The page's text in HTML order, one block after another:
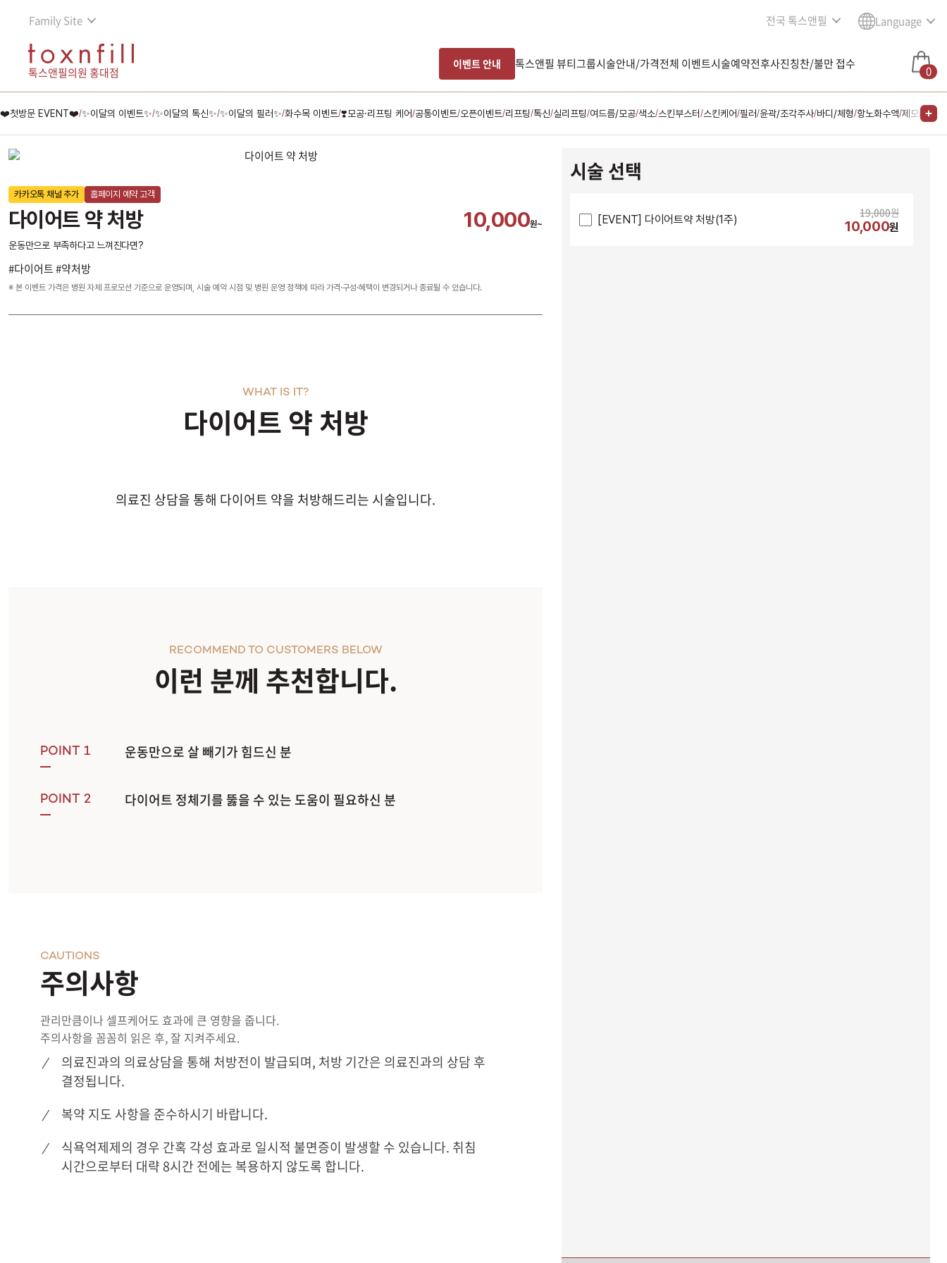
Family Site 전국 톡스앤필 Language
톡스앤필의원 홍대점
이벤트 안내 톡스앤필 뷰티그룹시술안내/가격전체 이벤트시술예약전후사진칭찬/불만 접수 0
❤️첫방문 EVENT❤️/✨이달의 이벤트✨/✨이달의 톡신✨/✨이달의 필러✨/화수목 이벤트/❣️모공·리프팅 케어/공통이벤트/오픈이벤트/리프팅/톡신/실리프팅/여드름/모공/색소/스킨부스터 /스킨케어/필러/윤곽/조각주사/바디/체형/항노화수액/제모/ 다이
카카오톡 채널 추가 홈페이지 예약 고객
다이어트 약 처방 10,000원~
운동만으로 부족하다고 느껴진다면?
#다이어트 #약처방
※ 본 이벤트 가격은 병원 자체 프로모션 기준으로 운영되며, 시술 예약 시점 및 병원 운영 정책에 따라 가격·구성·혜택이 변경되거나 종료될 수 있습니다.
시술 선택
[EVENT] 다이어트약 처방(1주) 19,000원
10,000원
다이어트 약 처방
WHAT IS IT?
의료진 상담을 통해 다이어트 약을 처방해드리는 시술입니다.
이런 분께 추천합니다.
RECOMMEND TO CUSTOMERS BELOW
POINT 1 운동만으로 살 빼기가 힘드신 분
POINT 2 다이어트 정체기를 뚫을 수 있는 도움이 필요하신 분
주의사항
CAUTIONS
관리만큼이나 셀프케어도 효과에 큰 영향을 줍니다.
주의사항을 꼼꼼히 읽은 후, 잘 지켜주세요.
의료진과의 의료상담을 통해 처방전이 발급되며, 처방 기간은 의료진과의 상담 후
결정됩니다.
복약 지도 사항을 준수하시기 바랍니다.
식욕억제제의 경우 간혹 각성 효과로 일시적 불면증이 발생할 수 있습니다. 취침
시간으로부터 대략 8시간 전에는 복용하지 않도록 합니다.